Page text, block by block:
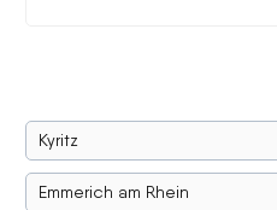
Kyritz
Emmerich am Rhein